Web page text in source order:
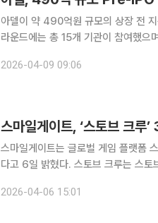
아델이 약 490억원 규모의 상장 전 지
라운드에는 총 15개 기관이 참여했
△스마일게이트인베스트먼트 △민트
2026-04-09 09:06
스마일게이트, ‘스토브 크루
스마일게이트는 글로벌 게임 플랫폼
다고 6일 밝혔다. 스토브 크루는 스토브 플랫폼에 입점한 게임을 직접 플레이하고 리뷰와 SNS 콘
험하고 게임업계와 마케팅에 관심이
2026-04-06 15:01